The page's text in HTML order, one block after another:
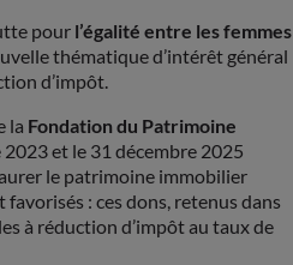
pour l’égalité entre les femmes
thématique d’intérêt général
d’impôt.
la Fondation du Patrimoine
et le 31 décembre 2025
le patrimoine immobilier
: ces dons, retenus dans
à réduction d’impôt au taux de